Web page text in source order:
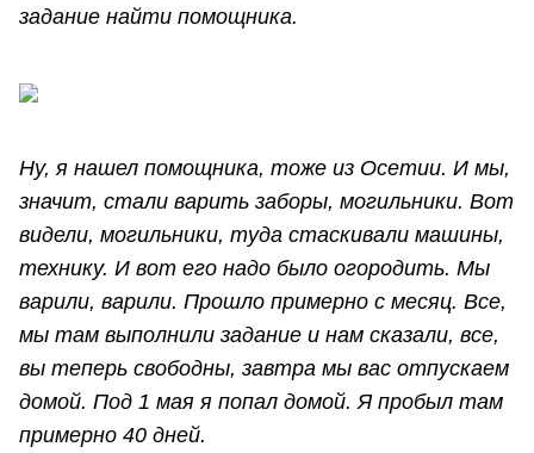
задание найти помощника.
Ну, я нашел помощника, тоже из Осетии. И мы,
значит, стали варить заборы, могильники. Вот
видели, могильники, туда стаскивали машины,
технику. И вот его надо было огородить. Мы
варили, варили. Прошло примерно с месяц. Все,
мы там выполнили задание и нам сказали, все,
вы теперь свободны, завтра мы вас отпускаем
домой. Под 1 мая я попал домой. Я пробыл там
примерно 40 дней.